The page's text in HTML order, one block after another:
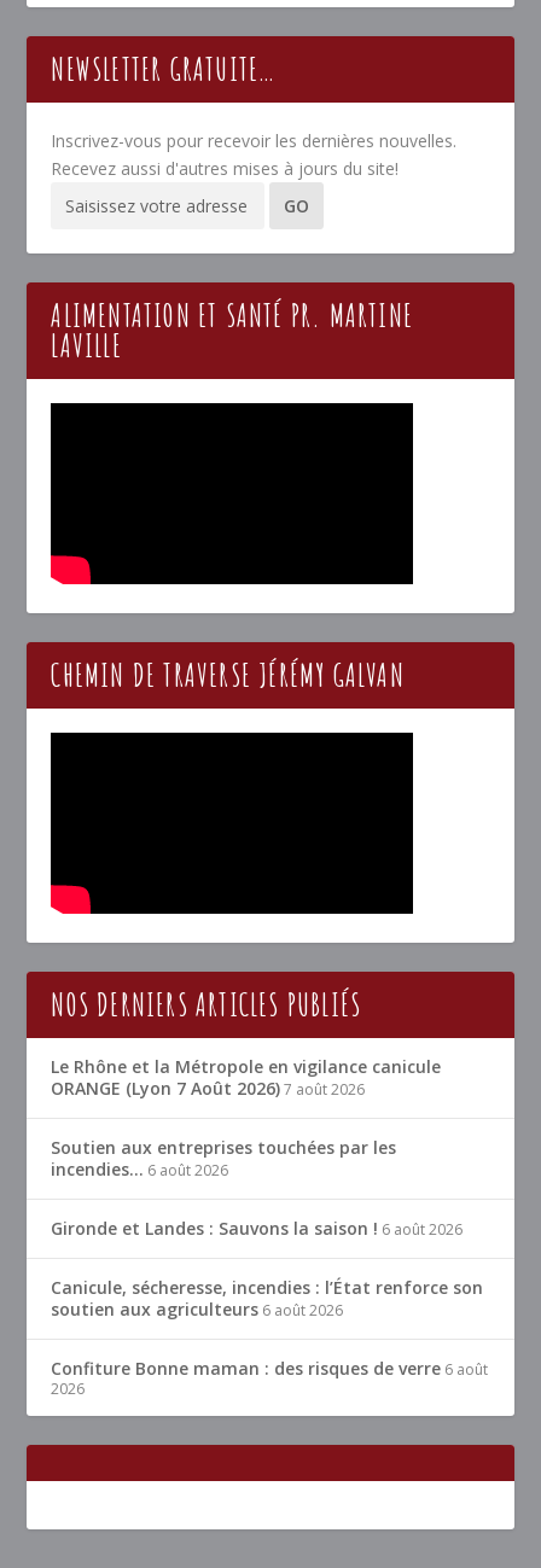
NEWSLETTER GRATUITE…
Inscrivez-vous pour recevoir les dernières nouvelles.
Recevez aussi d'autres mises à jours du site!
ALIMENTATION ET SANTÉ PR. MARTINE
LAVILLE
CHEMIN DE TRAVERSE JÉRÉMY GALVAN
NOS DERNIERS ARTICLES PUBLIÉS
Le Rhône et la Métropole en vigilance canicule
ORANGE (Lyon 7 Août 2026) 7 août 2026
Soutien aux entreprises touchées par les
incendies… 6 août 2026
Gironde et Landes : Sauvons la saison ! 6 août 2026
Canicule, sécheresse, incendies : l’État renforce son
soutien aux agriculteurs 6 août 2026
Confiture Bonne maman : des risques de verre 6 août
2026